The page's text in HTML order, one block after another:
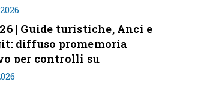
| Guide turistiche, Anci e
diffuso promemoria
per controlli su